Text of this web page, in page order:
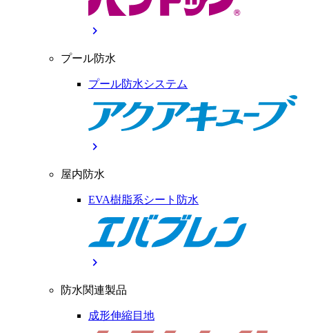
chevron_right
プール防水
プール防水システム
chevron_right
屋内防水
EVA樹脂系シート防水
chevron_right
防水関連製品
成形伸縮目地